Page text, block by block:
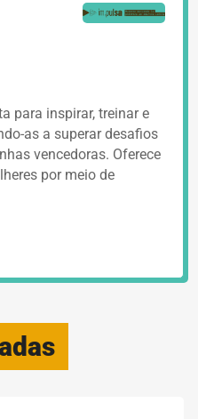
para inspirar, treinar e
as a superar desafios
vencedoras. Oferece
por meio de